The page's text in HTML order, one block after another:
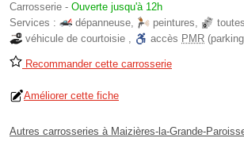
Carrosserie - Ouverte jusqu'à 12h
Services :
dépanneuse, peintures,
véhicule de courtoisie , accès PMR
Recommander cette carrosserie
Améliorer cette fiche
Autres carrosseries à Maizières-la-Grande-